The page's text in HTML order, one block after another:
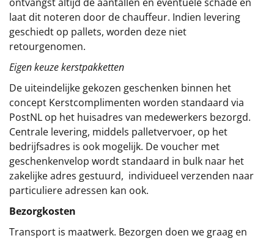
laat dit noteren door de chauffeur. Indien levering
geschiedt op pallets, worden deze niet
retourgenomen.
Eigen keuze kerstpakketten
De uiteindelijke gekozen geschenken binnen het
concept Kerstcomplimenten worden standaard via
PostNL op het huisadres van medewerkers bezorgd.
Centrale levering, middels palletvervoer, op het
bedrijfsadres is ook mogelijk. De voucher met
geschenkenvelop wordt standaard in bulk naar het
zakelijke adres gestuurd, individueel verzenden naar
particuliere adressen kan ook.
Bezorgkosten
Transport is maatwerk. Bezorgen doen we graag en